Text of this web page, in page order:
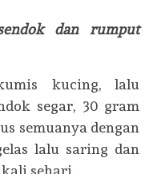
dan rumput
kucing, lalu
segar, 30 gram
semuanya dengan
lalu saring dan